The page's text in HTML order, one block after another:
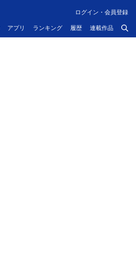
アプリ ランキング 履歴 連載作品
ログイン・会員登録